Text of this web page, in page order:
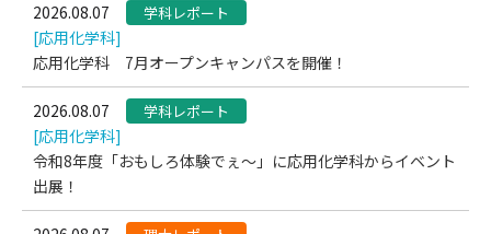
2026.08.07 学科レポート
[応用化学科]
応用化学科 7月オープンキャンパスを開催！
2026.08.07 学科レポート
[応用化学科]
令和8年度「おもしろ体験でぇ～」に応用化学科からイベント
出展！